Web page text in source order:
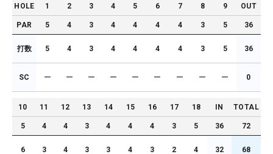
HOLE 1 2 3 4 5 6 7 8 9 OUT
PAR 5 4 3 4 4 4 4 3 5 36
打数 5 4 3 4 4 4 4 3 5 36
SC ー ー ー ー ー ー ー ー ー 0
10 11 12 13 14 15 16 17 18 IN TOTAL
5 4 4 3 4 4 4 3 5 36 72
6 3 4 3 3 4 3 2 4 32 68